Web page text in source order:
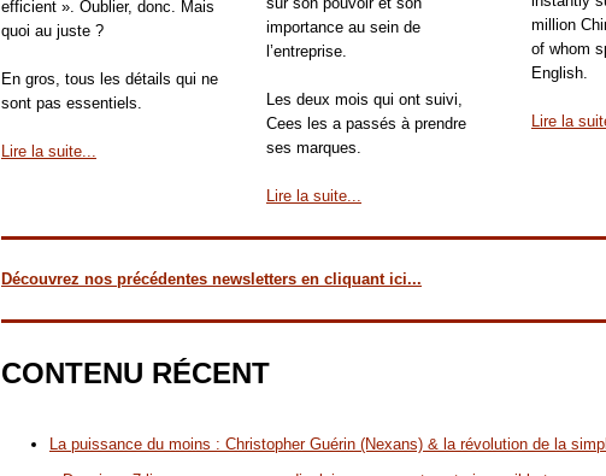
efficient ». Oublier, donc. Mais
quoi au juste ?
En gros, tous les détails qui ne
sont pas essentiels.
Lire la suite...
importance au sein de
l’entreprise.
Les deux mois qui ont suivi,
Cees les a passés à prendre
ses marques.
Lire la suite...
million
of whom
English.
Lire la
Découvrez nos précédentes newsletters en cliquant ici...
CONTENU RÉCENT
La puissance du moins : Christopher Guérin (Nexans) & la révolution de la